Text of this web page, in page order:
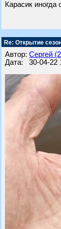
Карасик иногда
Re: Открытие
Автор: Сергей
Дата: 30-04-22